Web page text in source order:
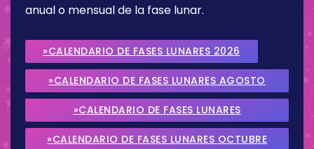
anual o mensual de la fase lunar.
»CALENDARIO DE FASES LUNARES 2026
»CALENDARIO DE FASES LUNARES AGOSTO
2026
»CALENDARIO DE FASES LUNARES
SEPTIEMBRE 2026
»CALENDARIO DE FASES LUNARES OCTUBRE